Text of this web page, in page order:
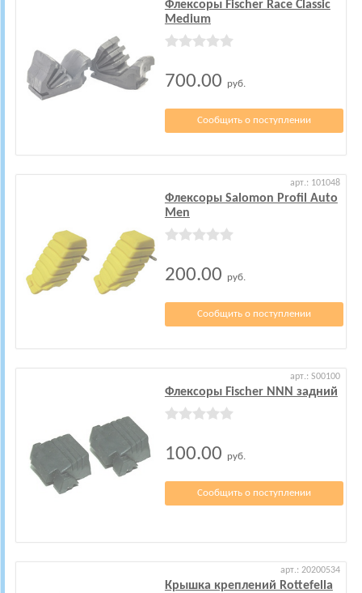
Флексоры Fischer Race Classic
Medium
700.00 руб.
Сообщить о поступлении
арт.: 101048
Флексоры Salomon Profil Auto
Men
200.00 руб.
Сообщить о поступлении
арт.: S00100
Флексоры Fischer NNN задний
100.00 руб.
Сообщить о поступлении
арт.: 20200534
Крышка креплений Rottefella